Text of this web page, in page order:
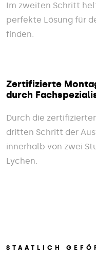
Im zweiten Schritt
perfekte Lösung für
finden.
Zertifizierte
durch
Durch die
dritten Schritt der
innerhalb von zwei
Lychen.
STAATLICH